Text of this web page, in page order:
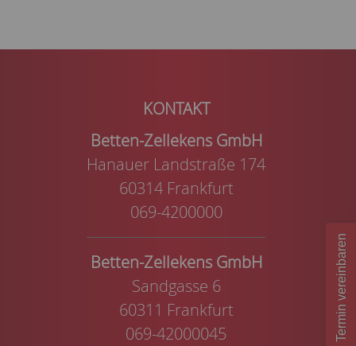
Betten-Zellekens GmbH
Hanauer Landstraße 174
60314 Frankfurt
069-4200000
Betten-Zellekens GmbH
Sandgasse 6
60311 Frankfurt
069-42000045
Termin vereinbaren